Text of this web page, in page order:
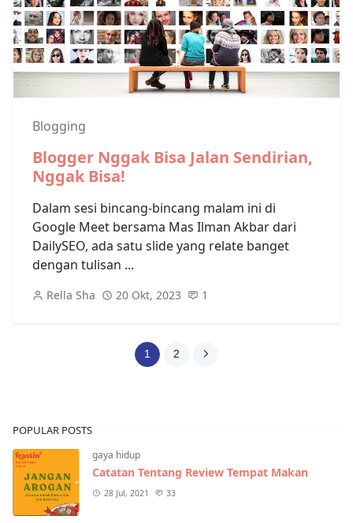
Blogging
Blogger Nggak Bisa Jalan Sendirian,
Nggak Bisa!
Dalam sesi bincang-bincang malam ini di
Google Meet bersama Mas Ilman Akbar dari
DailySEO, ada satu slide yang relate banget
dengan tulisan ...
Rella Sha 20 Okt, 2023 1
1 2
POPULAR POSTS
gaya hidup
Catatan Tentang Review Tempat Makan
28 Jul, 2021 33